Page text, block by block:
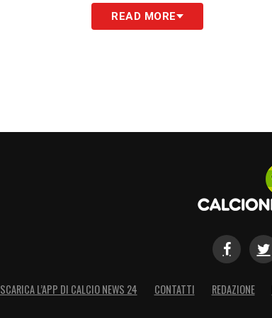
READ MORE
SCARICA L’APP DI CALCIO NEWS 24 CONTATTI REDAZIONE